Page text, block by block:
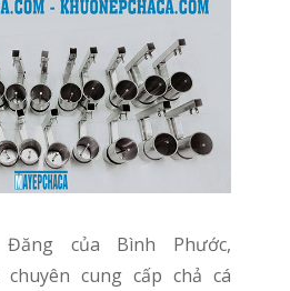
chuyên cung cấp chả cá